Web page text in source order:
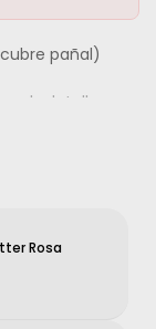
pañal)
detalle en
Rosa